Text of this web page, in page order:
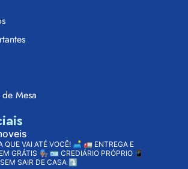
Mesa
QUE VAI ATÉ VOCÊ! 🛋️ 🚛 ENTREGA E
GRÁTIS 👨🏽‍🔧 🪪 CREDIÁRIO PRÓPRIO 📱
SAIR DE CASA ⤵️